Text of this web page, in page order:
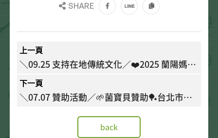
SHARE
上一頁
＼09.25 支持在地傳統文化／❤️2025 蘭陽媽祖
文化節｜在地信仰 × 文化傳承💪
下一頁
＼07.07 贊助活動／🌱菌寶貝贊助🏓台北市松
back